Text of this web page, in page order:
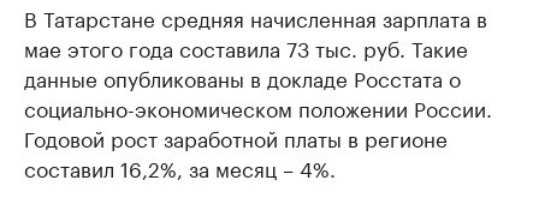
В Татарстане средняя начисленная зарплата в
мае этого года составила 73 тыс. руб. Такие
данные опубликованы в докладе Росстата о
социально-экономическом положении России.
Годовой рост заработной платы в регионе
составил 16,2%, за месяц – 4%.